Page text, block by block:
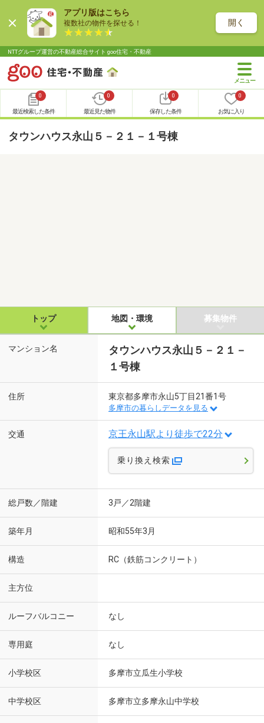
アプリ版はこちら
複数社の物件を探せる！ 開く
NTTグループ運営の不動産総合サイト goo住宅・不動産
0
最近検索した条件
0
最近見た物件
0
保存した条件
0
お気に入り
タウンハウス永山５－２１－１号棟
トップ 地図・環境 募集物件
マンション名
タウンハウス永山５－２１－
１号棟
住所 東京都多摩市永山5丁目21番1号
多摩市の暮らしデータを見る
交通 京王永山駅より徒歩で22分
乗り換え検索
総戸数／階建 3戸／2階建
築年月 昭和55年3月
構造 RC（鉄筋コンクリート）
主方位
ルーフバルコニー なし
専用庭 なし
小学校区 多摩市立瓜生小学校
中学校区 多摩市立多摩永山中学校